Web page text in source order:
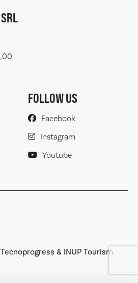
FOLLOW US
Facebook
Instagram
Youtube
& INUP Tourism